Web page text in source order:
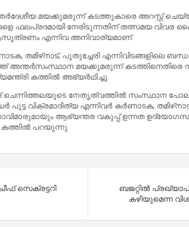
മയക്കുമരുന്ന് കടത്തുകാരെ അറസ്റ്റ്
ഫലപ്രദമായി നേരിടുന്നതിന് തത്സമയ വിവര
എന്നിവ അനിവാര്യമാണ്.
തമിഴ്‌നാട്, പുതുച്ചേരി എന്നിവിടങ്ങളിലെ
അന്തര്‍സംസ്ഥാന മയക്കുമരുന്ന്
കത്തില്‍ അഭ്യര്‍ഥിച്ചു.
ചെന്നിത്തലയുടെ നേതൃത്വത്തില്‍ സംസ്ഥാന
പുട്ട വിക്രമാദിത്യ എന്നിവര്‍ കര്‍ണാടക,
ആഭ്യന്തര വകുപ്പ് ഉന്നത
കത്തില്‍ പറയുന്നു.
സെക്രട്ടറി
ബജറ്റിൽ
കഴിയുമെന്ന